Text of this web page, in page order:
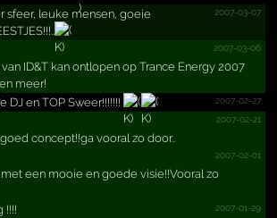
2007-03-07
sfeer, leuke mensen, goeie
2007-03-06
ID&T kan ontlopen op Trance Energy 2007
meer!
2007-02-27
DJ en TOP Sweer!!!!!!!
2007-02-21
concept!!ga vooral zo door..
2007-02-01
een mooie en goede visie!!Vooral zo
2007-01-29
!!!!